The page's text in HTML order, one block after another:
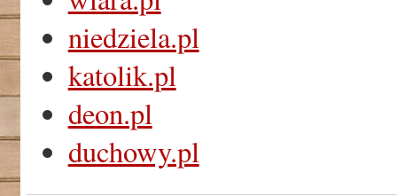
niedziela.pl
katolik.pl
deon.pl
duchowy.pl